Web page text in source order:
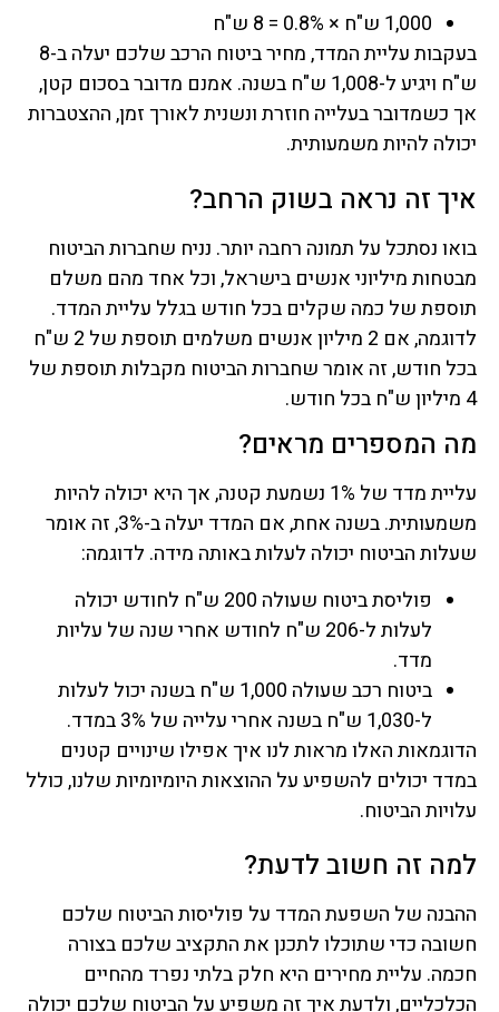
1,000 ש"ח × 0.8% = 8 ש"ח
בעקבות עליית המדד, מחיר ביטוח הרכב שלכם יעלה ב-8
ש"ח ויגיע ל-1,008 ש"ח בשנה. אמנם מדובר בסכום קטן,
אך כשמדובר בעלייה חוזרת ונשנית לאורך זמן, ההצטברות
יכולה להיות משמעותית.
איך זה נראה בשוק הרחב?
בואו נסתכל על תמונה רחבה יותר. נניח שחברות הביטוח
מבטחות מיליוני אנשים בישראל, וכל אחד מהם משלם
תוספת של כמה שקלים בכל חודש בגלל עליית המדד.
לדוגמה, אם 2 מיליון אנשים משלמים תוספת של 2 ש"ח
בכל חודש, זה אומר שחברות הביטוח מקבלות תוספת של
4 מיליון ש"ח בכל חודש.
מה המספרים מראים?
עליית מדד של 1% נשמעת קטנה, אך היא יכולה להיות
משמעותית. בשנה אחת, אם המדד יעלה ב-3%, זה אומר
שעלות הביטוח יכולה לעלות באותה מידה. לדוגמה:
פוליסת ביטוח שעולה 200 ש"ח לחודש יכולה
לעלות ל-206 ש"ח לחודש אחרי שנה של עליות
מדד.
ביטוח רכב שעולה 1,000 ש"ח בשנה יכול לעלות
ל-1,030 ש"ח בשנה אחרי עלייה של 3% במדד.
הדוגמאות האלו מראות לנו איך אפילו שינויים קטנים
במדד יכולים להשפיע על ההוצאות היומיומיות שלנו, כולל
עלויות הביטוח.
למה זה חשוב לדעת?
ההבנה של השפעת המדד על פוליסות הביטוח שלכם
חשובה כדי שתוכלו לתכנן את התקציב שלכם בצורה
חכמה. עליית מחירים היא חלק בלתי נפרד מהחיים
הכלכליים, ולדעת איך זה משפיע על הביטוח שלכם יכולה